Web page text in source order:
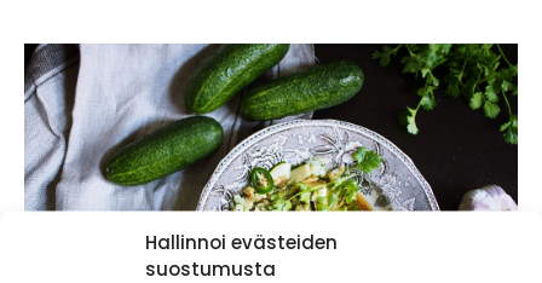
Hallinnoi evästeiden
suostumusta